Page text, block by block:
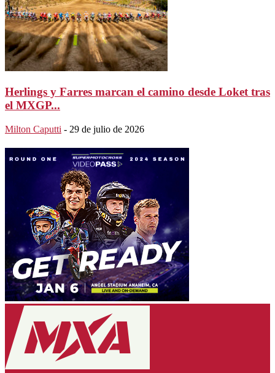
Herlings y Farres marcan el camino desde Loket tras
el MXGP...
Milton Caputti - 29 de julio de 2026